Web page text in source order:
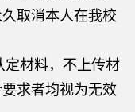
取消本人在我校
定材料，不上传材
求者均视为无效